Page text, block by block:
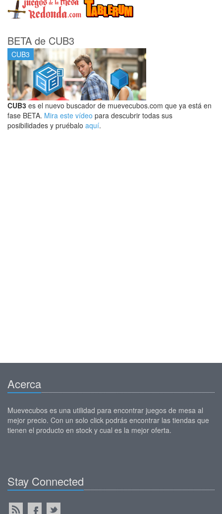
BETA de CUB3
CUB3
CUB3 es el nuevo buscador de muevecubos.com que ya está en
fase BETA. Mira este vídeo para descubrir todas sus
posibilidades y pruébalo aquí.
Acerca
Muevecubos es una utilidad para encontrar juegos de mesa al
mejor precio. Con un solo click podrás encontrar las tiendas que
tienen el producto en stock y cual es la mejor oferta.
Stay Connected